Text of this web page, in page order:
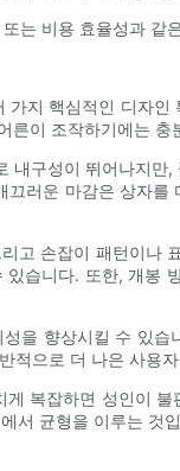
는 비용 효율성과
지 핵심적인 디자
이 조작하기에는
구성이 뛰어나지
러운 마감은 상자
고 손잡이 패턴이
습니다. 또한, 개
을 향상시킬 수 있
적으로 더 나은 사용
복잡하면 성인이
서 균형을 이루는 것